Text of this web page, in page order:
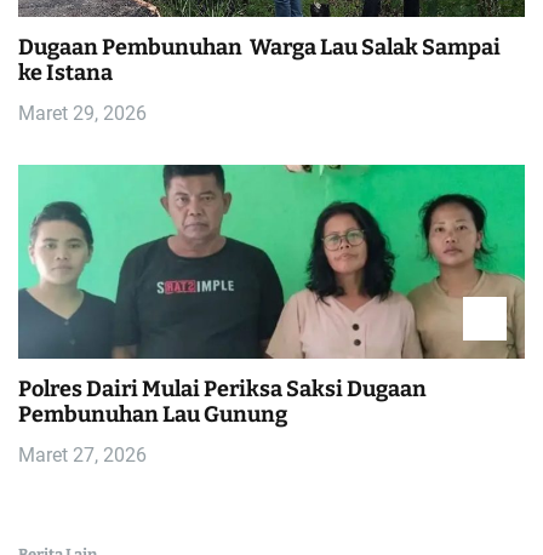
Dugaan Pembunuhan Warga Lau Salak Sampai
ke Istana
Maret 29, 2026
Polres Dairi Mulai Periksa Saksi Dugaan
Pembunuhan Lau Gunung
Maret 27, 2026